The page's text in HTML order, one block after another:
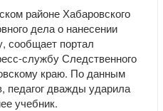
районе Хабаровского
дела о нанесении
сообщает портал
службу Следственного
краю. По данным
педагог дважды ударила
учебник.